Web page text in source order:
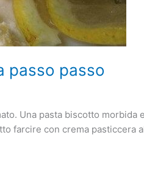
passo passo
Una pasta biscotto morbida
farcire con crema pasticcera